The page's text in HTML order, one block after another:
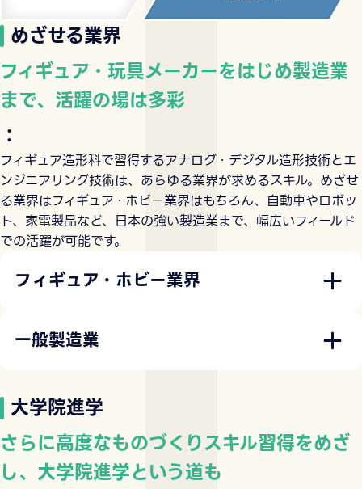
めざせる業界
：
フィギュア・玩具メーカーをはじめ製造業
まで、活躍の場は多彩
フィギュア造形科で習得するアナログ・デジタル造形技術とエ
ンジニアリング技術は、あらゆる業界が求めるスキル。めざせ
る業界はフィギュア・ホビー業界はもちろん、自動車やロボッ
ト、家電製品など、日本の強い製造業まで、幅広いフィールド
での活躍が可能です。
フィギュア・ホビー業界
一般製造業
大学院進学
さらに高度なものづくりスキル習得をめざ
し、大学院進学という道も